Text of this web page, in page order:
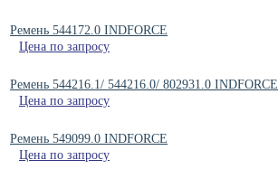
Ремень 544172.0 INDFORCE
Цена по запросу
Ремень 544216.1/ 544216.0/ 802931.0 INDFORCE
Цена по запросу
Ремень 549099.0 INDFORCE
Цена по запросу